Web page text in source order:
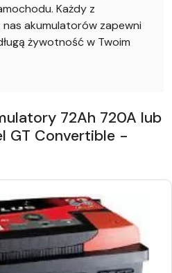
Każdy z
akumulatorów zapewni
żywotność w Twoim
72Ah 720A lub
GT Convertible -